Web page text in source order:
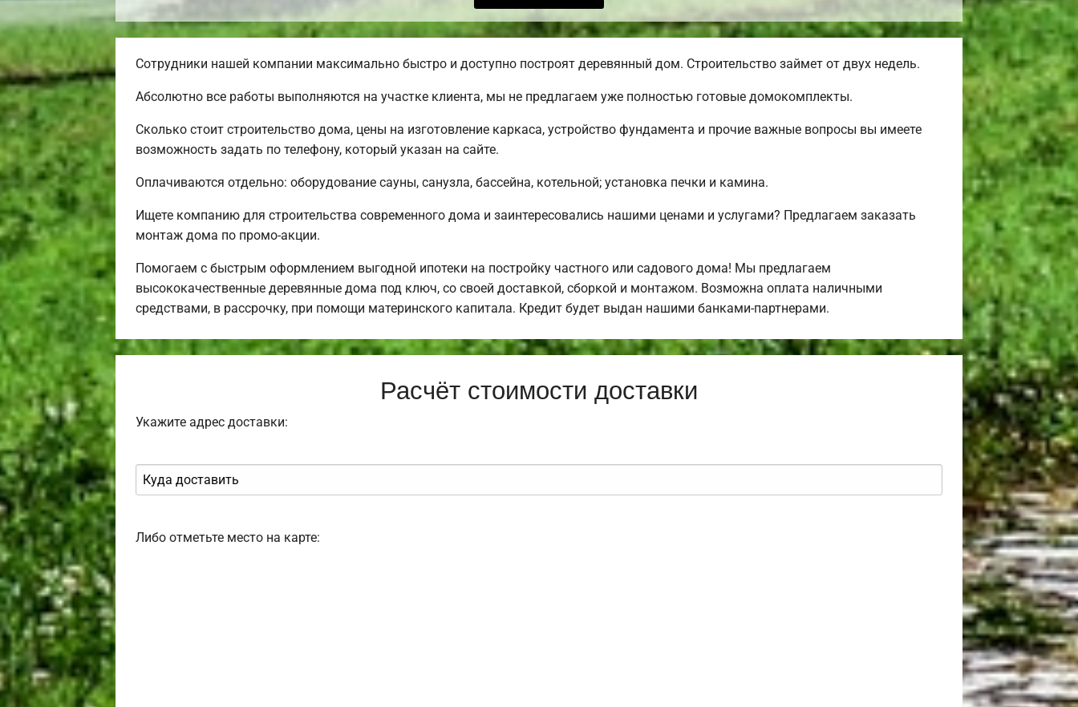
Сотрудники нашей компании максимально быстро и доступно построят деревянный дом. Строительство займет от двух недель.
Абсолютно все работы выполняются на участке клиента, мы не предлагаем уже полностью готовые домокомплекты.
Сколько стоит строительство дома, цены на изготовление каркаса, устройство фундамента и прочие важные вопросы вы имеете
возможность задать по телефону, который указан на сайте.
Оплачиваются отдельно: оборудование сауны, санузла, бассейна, котельной; установка печки и камина.
Ищете компанию для строительства современного дома и заинтересовались нашими ценами и услугами? Предлагаем заказать
монтаж дома по промо-акции.
Помогаем с быстрым оформлением выгодной ипотеки на постройку частного или садового дома! Мы предлагаем
высококачественные деревянные дома под ключ, со своей доставкой, сборкой и монтажом. Возможна оплата наличными
средствами, в рассрочку, при помощи материнского капитала. Кредит будет выдан нашими банками-партнерами.
Расчёт стоимости доставки
Укажите адрес доставки:
Либо отметьте место на карте: